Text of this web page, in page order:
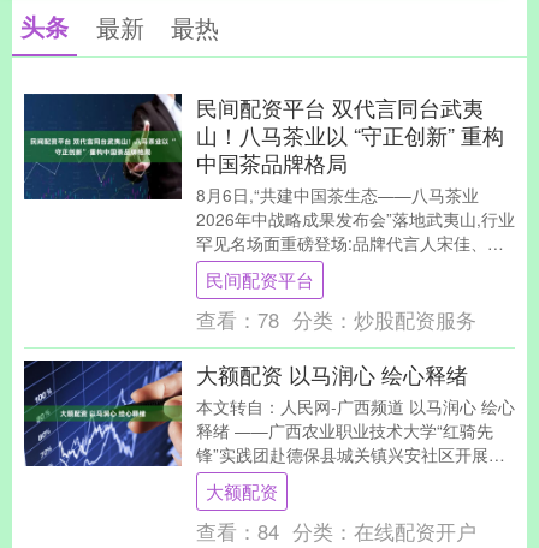
头条 最新 最热
民间配资平台 双代言同台武夷
山！八马茶业以 “守正创新” 重构
中国茶品牌格局
8月6日,“共建中国茶生态——八马茶业
2026年中战略成果发布会”落地武夷山,行业
罕见名场面重磅登场:品牌代言人宋佳、品
牌大使姚安娜首次同台亮相,一沉稳一鲜活
的....
民间配资平台
查看： 78 分类： 炒股配资服务
大额配资 以马润心 绘心释绪
本文转自：人民网-广西频道 以马润心 绘心
释绪 ——广西农业职业技术大学“红骑先
锋”实践团赴德保县城关镇兴安社区开展矮
马主题绘画心理团辅活动 实践团队成员为
孩子....
大额配资
查看： 84 分类： 在线配资开户